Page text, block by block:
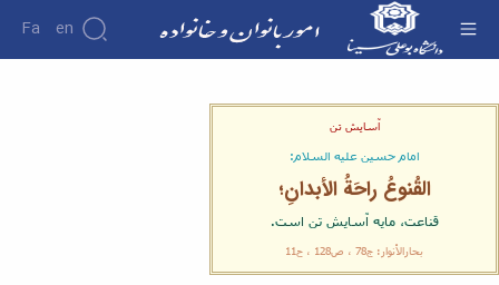
Fa En
آسایش تن
امام حسین علیه السلام:
القُنوعُ راحَةُ الأبدانِ؛
قناعت، مايه آسايش تن است.
بحارالأنوار: ج78 ، ص128 ، ح11